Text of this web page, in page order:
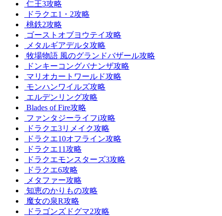
仁王3攻略
ドラクエ1・2攻略
桃鉄2攻略
ゴーストオブヨウテイ攻略
メタルギアデルタ攻略
牧場物語 風のグランドバザール攻略
ドンキーコングバナンザ攻略
マリオカートワールド攻略
モンハンワイルズ攻略
エルデンリング攻略
Blades of Fire攻略
ファンタジーライフi攻略
ドラクエ3リメイク攻略
ドラクエ10オフライン攻略
ドラクエ11攻略
ドラクエモンスターズ3攻略
ドラクエ6攻略
メタファー攻略
知恵のかりもの攻略
魔女の泉R攻略
ドラゴンズドグマ2攻略